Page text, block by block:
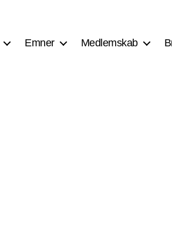
Emner Medlemskab